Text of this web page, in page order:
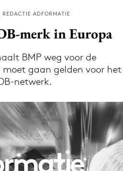
de app
via de Adformatie
app
REDACTIE ADFORMATIE
merk in Europa
BMP weg voor de
gaan gelden voor het
netwerk.